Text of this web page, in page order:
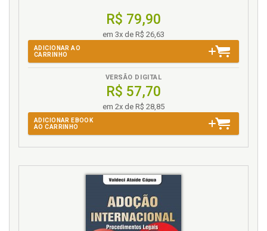
R$ 79,90
em 3x de R$ 26,63
ADICIONAR AO
CARRINHO
VERSÃO DIGITAL
R$ 57,70
em 2x de R$ 28,85
ADICIONAR EBOOK
AO CARRINHO